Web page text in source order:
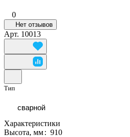
0
Нет отзывов
Арт. 10013
Тип
сварной
Характеристики
Высота, мм: 910